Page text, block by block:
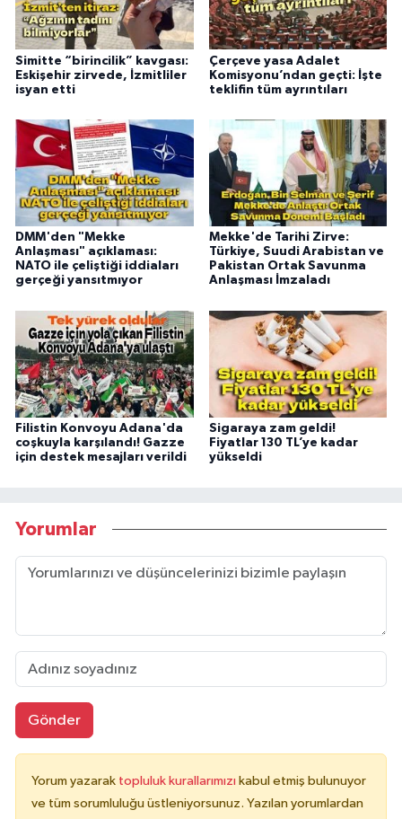
Simitte “birincilik” kavgası:
Eskişehir zirvede, İzmitliler
isyan etti
Çerçeve yasa Adalet
Komisyonu’ndan geçti: İşte
teklifin tüm ayrıntıları
DMM'den "Mekke
Anlaşması" açıklaması:
NATO ile çeliştiği iddiaları
gerçeği yansıtmıyor
Mekke'de Tarihi Zirve:
Türkiye, Suudi Arabistan ve
Pakistan Ortak Savunma
Anlaşması İmzaladı
Filistin Konvoyu Adana'da
coşkuyla karşılandı! Gazze
için destek mesajları verildi
Sigaraya zam geldi!
Fiyatlar 130 TL’ye kadar
yükseldi
Yorumlar
Gönder
Yorum yazarak topluluk kurallarımızı kabul etmiş bulunuyor
ve tüm sorumluluğu üstleniyorsunuz. Yazılan yorumlardan